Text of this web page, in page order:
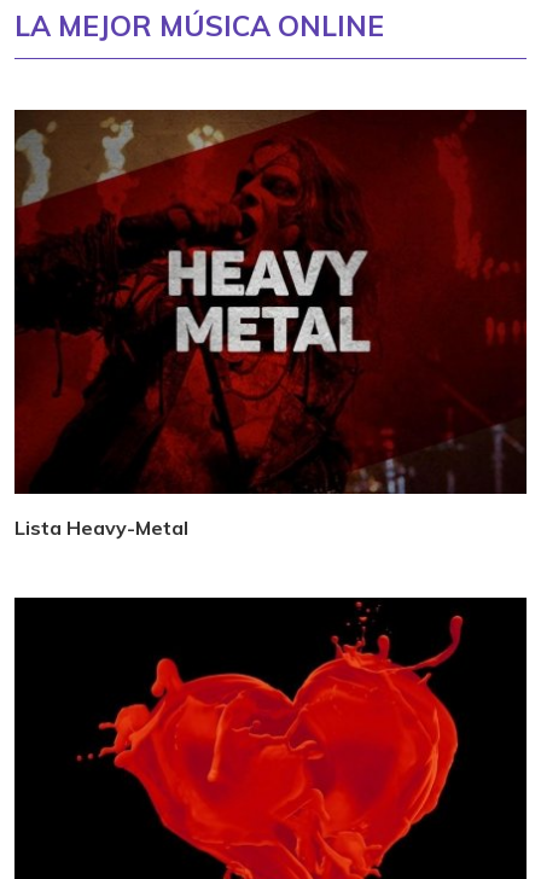
LA MEJOR MÚSICA ONLINE
Lista Heavy-Metal